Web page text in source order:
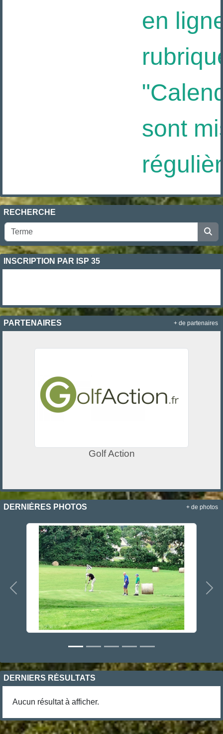
en
sont
RECHERCHE
INSCRIPTION PAR ISP 35
PARTENAIRES
Golf Action
+ de partenaires
DERNIÈRES PHOTOS
Précedent
+ de photos
DERNIERS RÉSULTATS
Aucun résultat à afficher.